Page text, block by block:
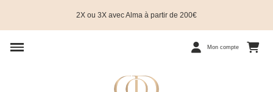
2X ou 3X avec Alma à partir de 200€
Mon compte